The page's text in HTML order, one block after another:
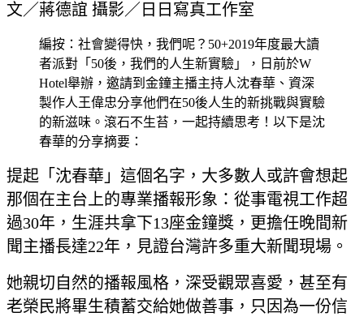
文／蔣德誼 攝影／日日寫真工作室
編按：社會變得快，我們呢？50+2019年度最大讀
者派對「50後，我們的人生新實驗」，日前於W
Hotel舉辦，邀請到金鐘主播主持人沈春華、資深
製作人王偉忠分享他們在50後人生的新挑戰與實驗
的新滋味。滾石不生苔，一起持續思考！以下是沈
春華的分享摘要：
提起「沈春華」這個名字，大多數人或許會想起
那個在主台上的專業播報形象：從事電視工作超
過30年，生涯共拿下13座金鐘獎，更擔任晚間新
聞主播長達22年，見證台灣許多重大新聞現場。
她親切自然的播報風格，深受觀眾喜愛，甚至有
老榮民將畢生積蓄交給她做善事，只因為一份信